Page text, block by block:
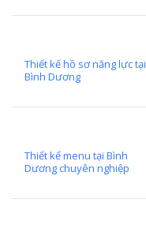
Thiết kế hồ sơ năng lực tại
Bình Dương
Thiết kế menu tại Bình
Dương chuyên nghiệp